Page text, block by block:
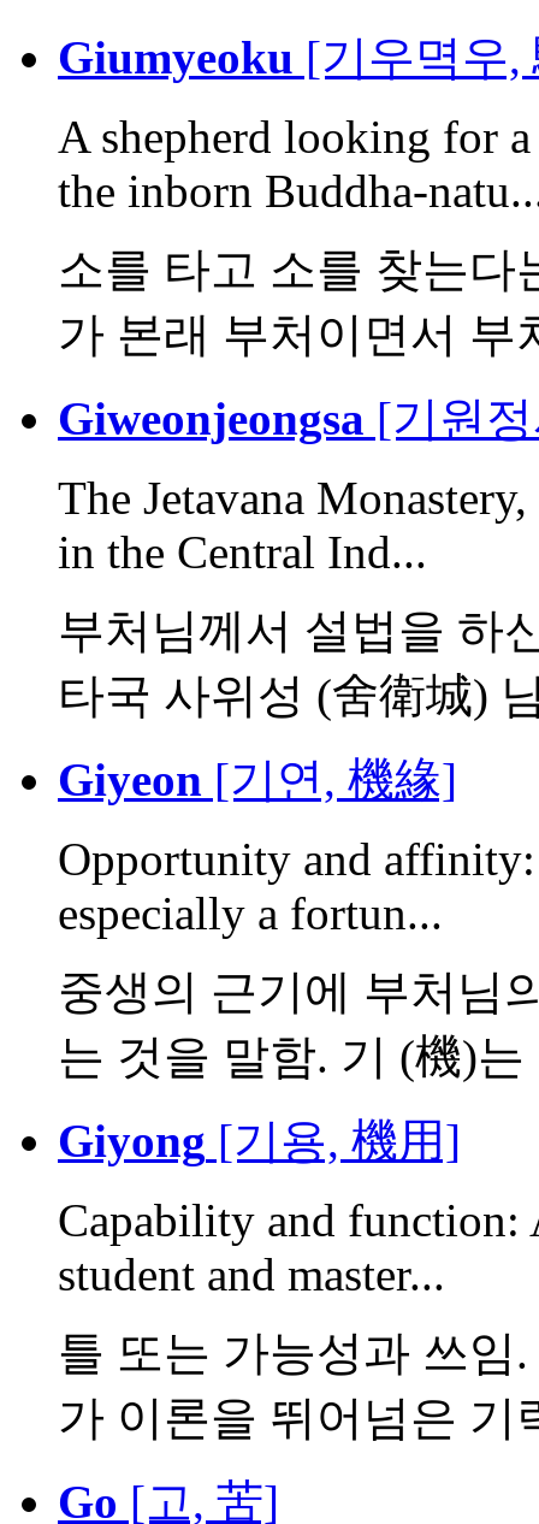
Giumyeoku [기우멱우,
A shepherd looking for
the inborn Buddha-
소를 타고 소를 찾는다
가 본래 부처이면서 부
Giweonjeongsa [기원
The Jetavana
in the Central Ind...
부처님께서 설법을 하
타국 사위성 (舍衛城)
Giyeon [기연, 機緣]
Opportunity and
especially a fortun...
중생의 근기에 부처님
는 것을 말함. 기 (機)는
Giyong [기용, 機用]
Capability and function:
student and master...
틀 또는 가능성과 쓰임
가 이론을 뛰어넘은 기
Go [고, 苦]